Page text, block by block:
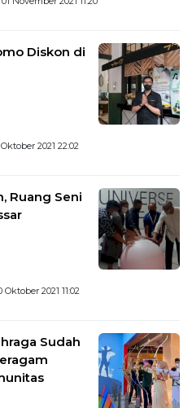
Diskon di
2021 22:02
Ruang Seni
Oktober 2021 11:02
Sudah